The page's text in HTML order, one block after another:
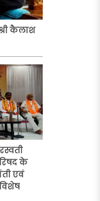
कैलाश
के
एवं